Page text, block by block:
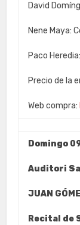
David
Nene Maya:
Paco
Precio de la
Web compra:
Domingo
Auditori
JUAN
Recital de